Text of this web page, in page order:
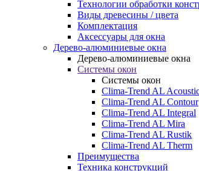
Технологии обработки
Виды древесины / цвета
Комплектация
Аксессуары для окна
Дерево-алюминиевые окна
Дерево-алюминиевые окна
Системы окон
Системы окон
Clima-Trend AL
Clima-Trend AL Contour
Clima-Trend AL Integral
Clima-Trend AL Mira
Clima-Trend AL Rustik
Clima-Trend AL Therm
Преимущества
Техника конструкций